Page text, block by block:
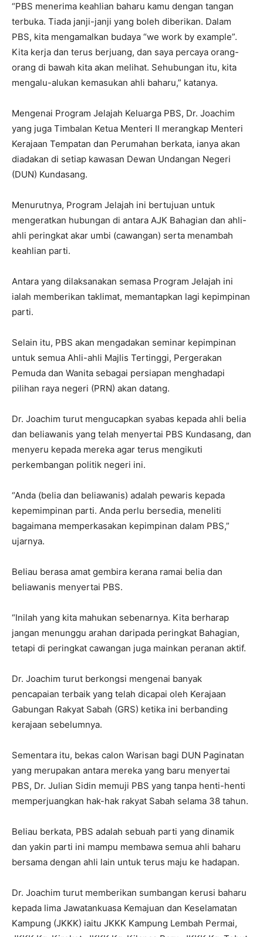
“PBS menerima keahlian baharu kamu dengan tangan
terbuka. Tiada janji-janji yang boleh diberikan. Dalam
PBS, kita mengamalkan budaya “we work by example”.
Kita kerja dan terus berjuang, dan saya percaya orang-
orang di bawah kita akan melihat. Sehubungan itu, kita
mengalu-alukan kemasukan ahli baharu,” katanya.
Mengenai Program Jelajah Keluarga PBS, Dr. Joachim
yang juga Timbalan Ketua Menteri II merangkap Menteri
Kerajaan Tempatan dan Perumahan berkata, ianya akan
diadakan di setiap kawasan Dewan Undangan Negeri
(DUN) Kundasang.
Menurutnya, Program Jelajah ini bertujuan untuk
mengeratkan hubungan di antara AJK Bahagian dan ahli-
ahli peringkat akar umbi (cawangan) serta menambah
keahlian parti.
Antara yang dilaksanakan semasa Program Jelajah ini
ialah memberikan taklimat, memantapkan lagi kepimpinan
parti.
Selain itu, PBS akan mengadakan seminar kepimpinan
untuk semua Ahli-ahli Majlis Tertinggi, Pergerakan
Pemuda dan Wanita sebagai persiapan menghadapi
pilihan raya negeri (PRN) akan datang.
Dr. Joachim turut mengucapkan syabas kepada ahli belia
dan beliawanis yang telah menyertai PBS Kundasang, dan
menyeru kepada mereka agar terus mengikuti
perkembangan politik negeri ini.
“Anda (belia dan beliawanis) adalah pewaris kepada
kepemimpinan parti. Anda perlu bersedia, meneliti
bagaimana memperkasakan kepimpinan dalam PBS,”
ujarnya.
Beliau berasa amat gembira kerana ramai belia dan
beliawanis menyertai PBS.
“Inilah yang kita mahukan sebenarnya. Kita berharap
jangan menunggu arahan daripada peringkat Bahagian,
tetapi di peringkat cawangan juga mainkan peranan aktif.
Dr. Joachim turut berkongsi mengenai banyak
pencapaian terbaik yang telah dicapai oleh Kerajaan
Gabungan Rakyat Sabah (GRS) ketika ini berbanding
kerajaan sebelumnya.
Sementara itu, bekas calon Warisan bagi DUN Paginatan
yang merupakan antara mereka yang baru menyertai
PBS, Dr. Julian Sidin memuji PBS yang tanpa henti-henti
memperjuangkan hak-hak rakyat Sabah selama 38 tahun.
Beliau berkata, PBS adalah sebuah parti yang dinamik
dan yakin parti ini mampu membawa semua ahli baharu
bersama dengan ahli lain untuk terus maju ke hadapan.
Dr. Joachim turut memberikan sumbangan kerusi baharu
kepada lima Jawatankuasa Kemajuan dan Keselamatan
Kampung (JKKK) iaitu JKKK Kampung Lembah Permai,